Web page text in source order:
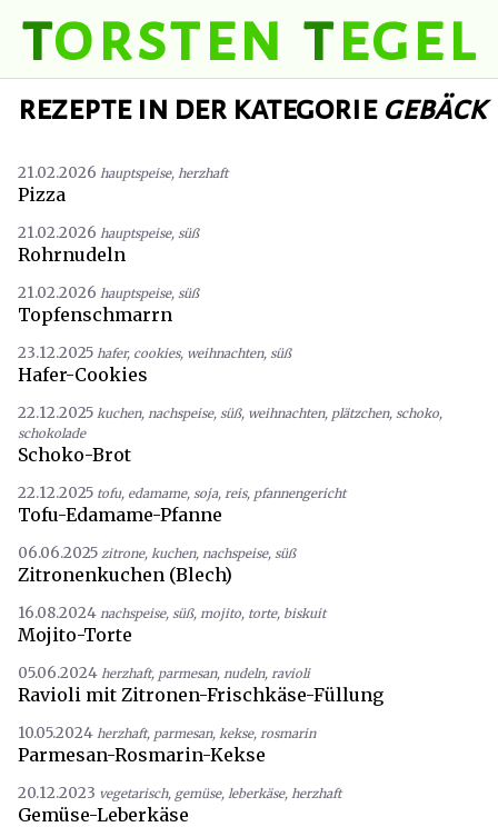
torsten tegel
rezepte in der kategorie gebäck
21.02.2026 hauptspeise, herzhaft
Pizza
21.02.2026 hauptspeise, süß
Rohrnudeln
21.02.2026 hauptspeise, süß
Topfenschmarrn
23.12.2025 hafer, cookies, weihnachten, süß
Hafer-Cookies
22.12.2025 kuchen, nachspeise, süß, weihnachten, plätzchen, schoko,
schokolade
Schoko-Brot
22.12.2025 tofu, edamame, soja, reis, pfannengericht
Tofu-Edamame-Pfanne
06.06.2025 zitrone, kuchen, nachspeise, süß
Zitronenkuchen (Blech)
16.08.2024 nachspeise, süß, mojito, torte, biskuit
Mojito-Torte
05.06.2024 herzhaft, parmesan, nudeln, ravioli
Ravioli mit Zitronen-Frischkäse-Füllung
10.05.2024 herzhaft, parmesan, kekse, rosmarin
Parmesan-Rosmarin-Kekse
20.12.2023 vegetarisch, gemüse, leberkäse, herzhaft
Gemüse-Leberkäse